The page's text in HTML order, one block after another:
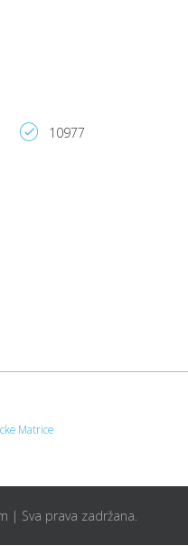
10977
Matrice
| Sva prava zadržana.